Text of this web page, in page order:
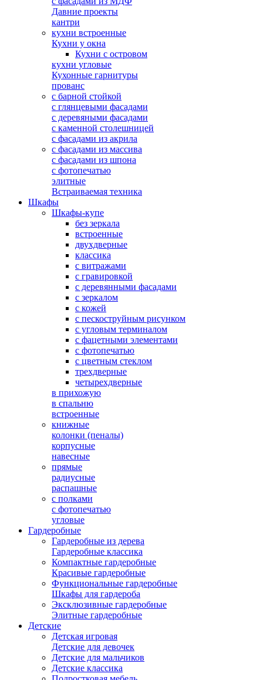
Давние проекты
кантри
кухни встроенные
Кухни у окна
Кухни с островом
кухни угловые
Кухонные гарнитуры
прованс
с барной стойкой
с глянцевыми фасадами
с деревяными фасадами
с каменной столешницей
с фасадами из акрила
с фасадами из массива
с фасадами из шпона
с фотопечатью
элитные
Встраиваемая техника
Шкафы
Шкафы-купе
без зеркала
встроенные
двухдверные
классика
с витражами
с гравировкой
с деревянными фасадами
с зеркалом
с кожей
с пескоструйным рисунком
с угловым терминалом
с фацетными элементами
с фотопечатью
с цветным стеклом
трехдверные
четырехдверные
в прихожую
в спальню
встроенные
книжные
колонки (пеналы)
корпусные
навесные
прямые
радиусные
распашные
с полками
с фотопечатью
угловые
Гардеробные
Гардеробные из дерева
Гардеробные классика
Компактные гардеробные
Красивые гардеробные
Функциональные гардеробные
Шкафы для гардероба
Эксклюзивные гардеробные
Элитные гардеробные
Детские
Детская игровая
Детские для девочек
Детские для мальчиков
Детские классика